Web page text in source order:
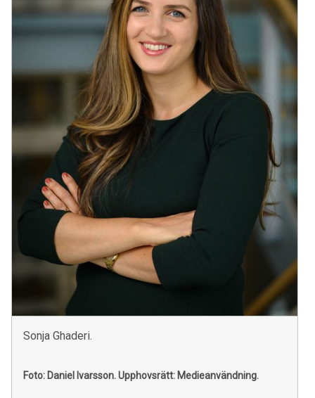
Sonja Ghaderi.
Foto: Daniel Ivarsson.Upphovsrätt: Medieanvändning.